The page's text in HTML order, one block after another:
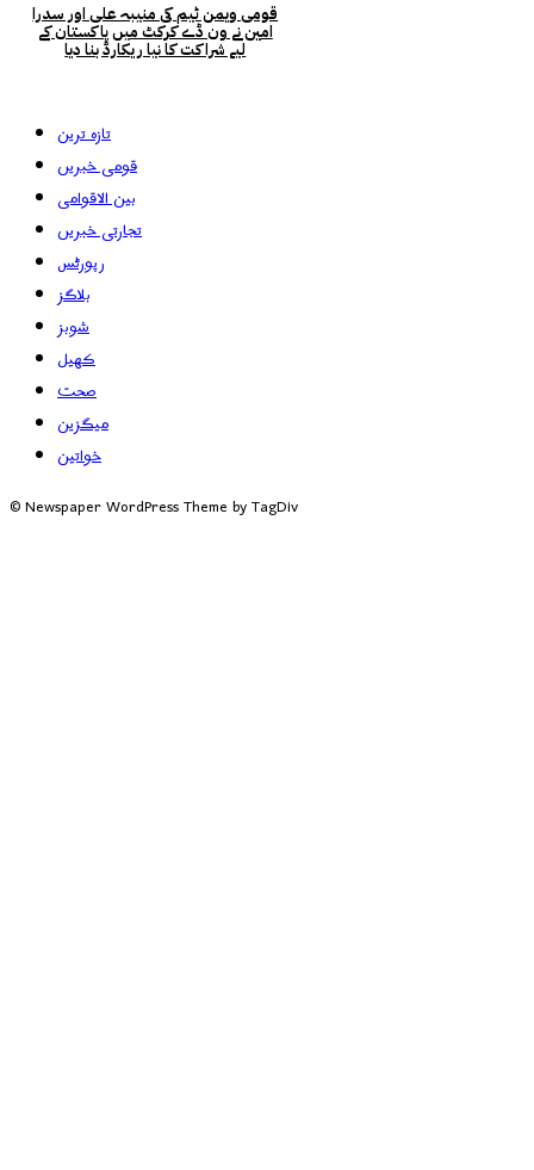
قومی ویمن ٹیم کی منیبہ علی اور سدرا
امین نے ون ڈے کرکٹ میں پاکستان کے
لیے شراکت کا نیا ریکارڈ بنا دیا
تازہ ترین
قومی خبریں
بین الاقوامی
تجارتی خبریں
رپورٹس
بلاگز
شوبز
کھیل
صحت
میگزین
خواتین
© Newspaper WordPress Theme by TagDiv